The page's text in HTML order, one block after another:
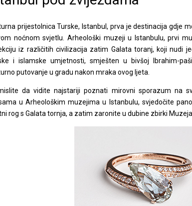
prijestolnica Turske, Istanbul, prva je destinacija gdje
noćnom svjetlu. Arheološki muzeji u Istanbulu, prvi
iz različitih civilizacija zatim Galata toranj, koji nudi
i islamske umjetnosti, smješten u bivšoj Ibrahim-
putovanje u gradu nakon mraka ovog ljeta.
da vidite najstariji poznati mirovni sporazum na
u Arheološkim muzejima u Istanbulu, svjedočite
rog s Galata tornja, a zatim zaronite u dubine zbirki